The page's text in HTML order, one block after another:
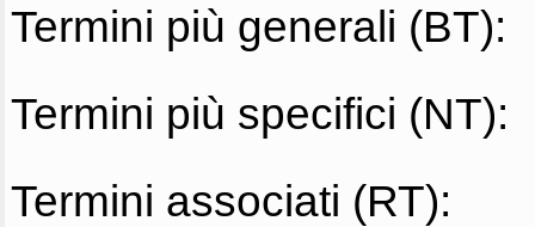
Termini più generali (BT):
Termini più specifici (NT):
Termini associati (RT):